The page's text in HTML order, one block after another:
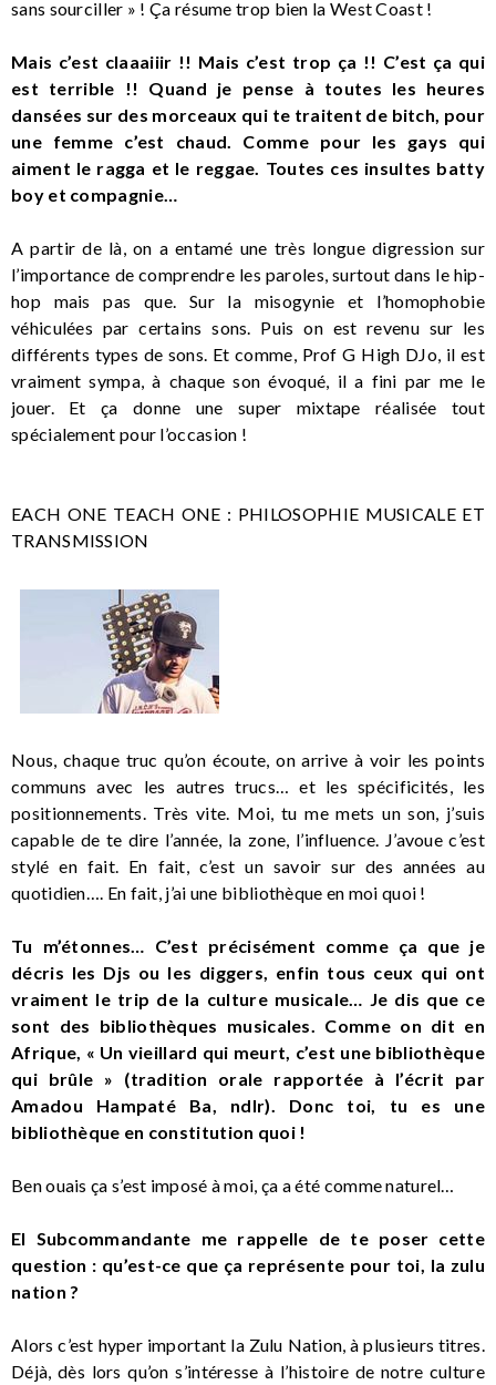
sans sourciller » ! Ça résume trop bien la West Coast !
Mais c’est claaaiiir !! Mais c’est trop ça !! C’est ça qui
est terrible !! Quand je pense à toutes les heures
dansées sur des morceaux qui te traitent de bitch, pour
une femme c’est chaud. Comme pour les gays qui
aiment le ragga et le reggae. Toutes ces insultes batty
boy et compagnie…
A partir de là, on a entamé une très longue digression sur
l’importance de comprendre les paroles, surtout dans le hip-
hop mais pas que. Sur la misogynie et l’homophobie
véhiculées par certains sons. Puis on est revenu sur les
différents types de sons. Et comme, Prof G High DJo, il est
vraiment sympa, à chaque son évoqué, il a fini par me le
jouer. Et ça donne une super mixtape réalisée tout
spécialement pour l’occasion !
EACH ONE TEACH ONE : PHILOSOPHIE MUSICALE ET
TRANSMISSION
Nous, chaque truc qu’on écoute, on arrive à voir les points
communs avec les autres trucs… et les spécificités, les
positionnements. Très vite. Moi, tu me mets un son, j’suis
capable de te dire l’année, la zone, l’influence. J’avoue c’est
stylé en fait. En fait, c’est un savoir sur des années au
quotidien…. En fait, j’ai une bibliothèque en moi quoi !
Tu m’étonnes… C’est précisément comme ça que je
décris les Djs ou les diggers, enfin tous ceux qui ont
vraiment le trip de la culture musicale… Je dis que ce
sont des bibliothèques musicales. Comme on dit en
Afrique, « Un vieillard qui meurt, c’est une bibliothèque
qui brûle » (tradition orale rapportée à l’écrit par
Amadou Hampaté Ba, ndlr). Donc toi, tu es une
bibliothèque en constitution quoi !
Ben ouais ça s’est imposé à moi, ça a été comme naturel…
El Subcommandante me rappelle de te poser cette
question : qu’est-ce que ça représente pour toi, la zulu
nation ?
Alors c’est hyper important la Zulu Nation, à plusieurs titres.
Déjà, dès lors qu’on s’intéresse à l’histoire de notre culture